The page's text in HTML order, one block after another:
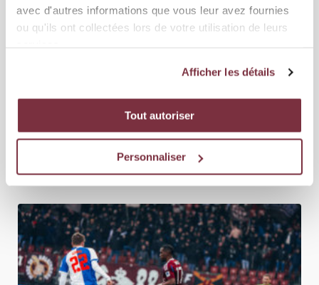
avec d'autres informations que vous leur avez fournies
ou qu'ils ont collectées lors de votre utilisation de leurs
Afficher les détails
Tout autoriser
Personnaliser
10
ÉQUIPE PREMIÈRE 23 FÉVRIER 2025
SERVETTE FC - FC WINTERTHOUR 3-1